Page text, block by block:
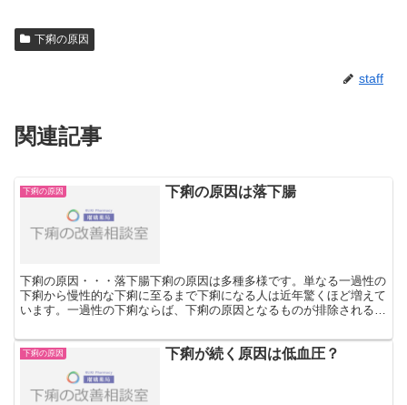
下痢の原因
staff
関連記事
下痢の原因 下痢の原因は落下腸
下痢の原因・・・落下腸下痢の原因は多種多様です。単なる一過性の
下痢から慢性的な下痢に至るまで下痢になる人は近年驚くほど増えて
います。一過性の下痢ならば、下痢の原因となるものが排除される
下痢の原因 下痢が続く原因は低血圧？